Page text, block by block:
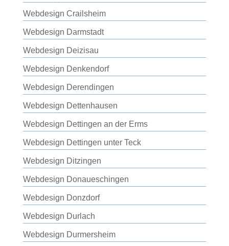
Webdesign Crailsheim
Webdesign Darmstadt
Webdesign Deizisau
Webdesign Denkendorf
Webdesign Derendingen
Webdesign Dettenhausen
Webdesign Dettingen an der Erms
Webdesign Dettingen unter Teck
Webdesign Ditzingen
Webdesign Donaueschingen
Webdesign Donzdorf
Webdesign Durlach
Webdesign Durmersheim